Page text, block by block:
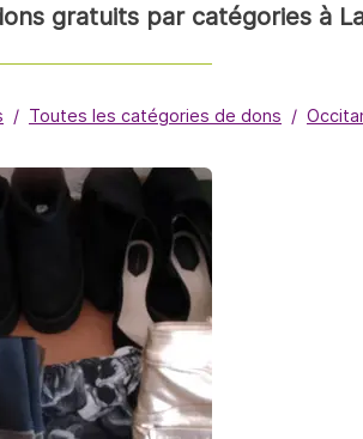
gratuits par catégories à
Toutes les catégories de dons